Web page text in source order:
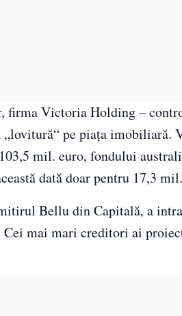
Victoria Holding –
pe piaţa imobiliară.
mil. euro, fondului
dată doar pentru 17,3
Bellu din Capitală, a
mai mari creditori ai